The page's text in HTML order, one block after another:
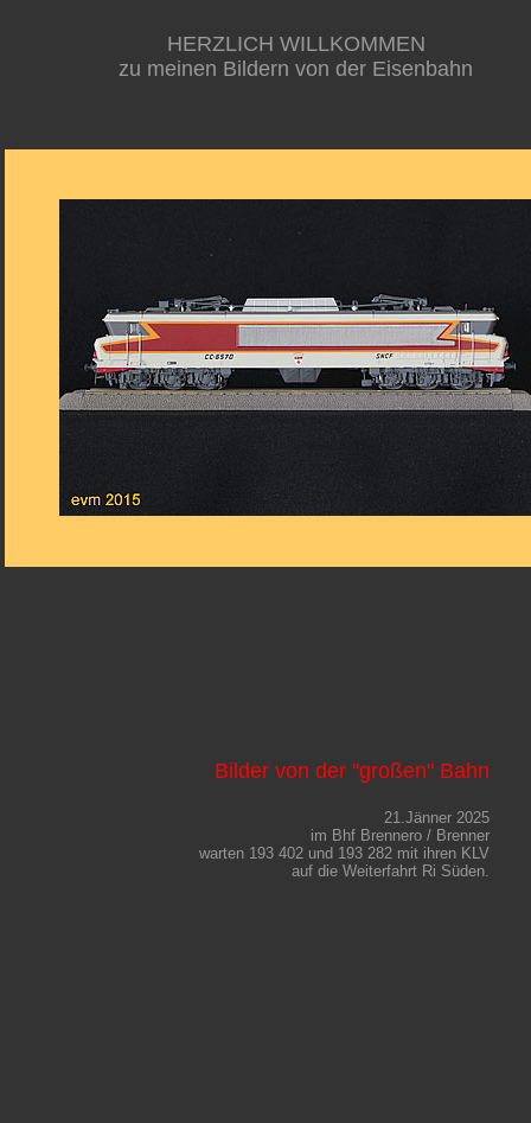
HERZLICH WILLKOMMEN
zu meinen Bildern von der Eisenbahn
Bilder von der "großen" Bahn
21.Jänner 2025
im Bhf Brennero / Brenner
warten 193 402 und 193 282 mit ihren KLV
auf die Weiterfahrt Ri Süden.